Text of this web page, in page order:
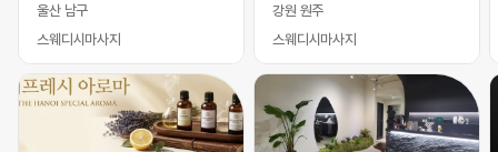
울산 남구
스웨디시마사지
강원 원주
스웨디시마사지